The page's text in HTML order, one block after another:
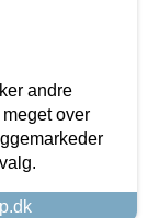
andre
over